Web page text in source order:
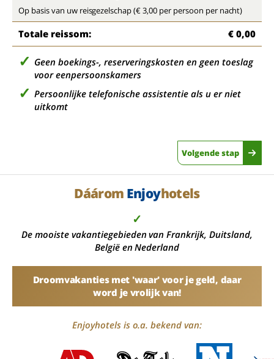
Op basis van uw reisgezelschap (€ 3,00 per persoon per nacht)
Totale reissom: € 0,00
Geen boekings-, reserveringskosten en geen toeslag
voor eenpersoonskamers
Persoonlijke telefonische assistentie als u er niet
uitkomt
Volgende stap
Dáárom Enjoyhotels
✓
De mooiste vakantiegebieden van Frankrijk, Duitsland,
België en Nederland
Droomvakanties met 'waar' voor je geld, daar
word je vrolijk van!
Enjoyhotels is o.a. bekend van: